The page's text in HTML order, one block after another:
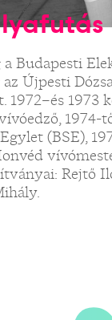
Budapesti
Újpesti
1972–és 1973
1974-
(BSE),
Rejtő